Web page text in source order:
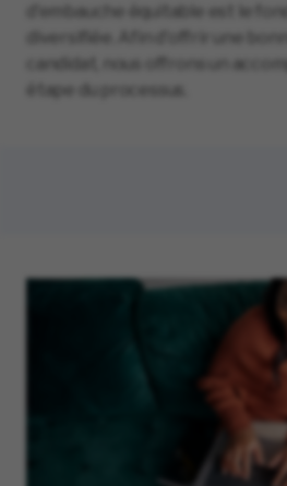
d'embauche équitable est le
diversifiée. Afin d'offrir une
candidat, nous offrons un
étape du processus.